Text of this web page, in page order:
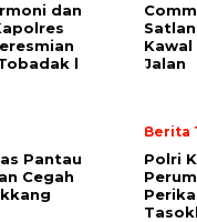
dan
l
Jalan
Pantau
Cegah
Berita
Polri